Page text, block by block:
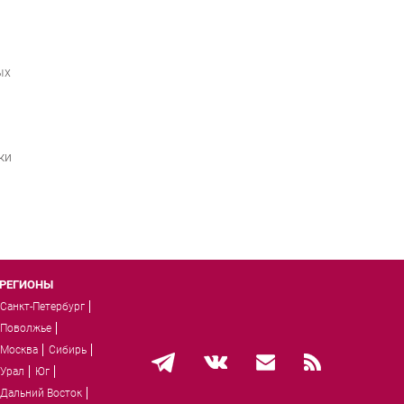
РЕГИОНЫ
Санкт-Петербург
Поволжье
Москва
Сибирь
Урал
Юг
Дальний Восток